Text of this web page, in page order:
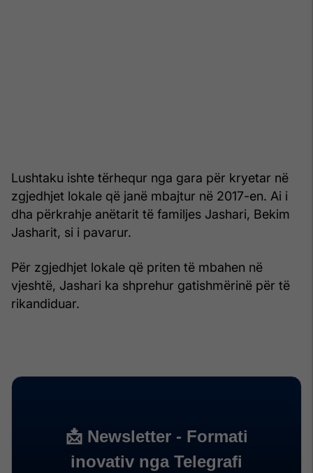
Lushtaku ishte tërhequr nga gara për kryetar në
zgjedhjet lokale që janë mbajtur në 2017-en. Ai i
dha përkrahje anëtarit të familjes Jashari, Bekim
Jasharit, si i pavarur.
Për zgjedhjet lokale që priten të mbahen në
vjeshtë, Jashari ka shprehur gatishmërinë për të
rikandiduar.